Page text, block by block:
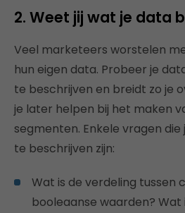
2. Weet jij wat je data
Veel marketeers worstelen
hun eigen data. Probeer je
te beschrijven en breidt zo je
je later helpen bij het maken
segmenten. Enkele vragen
te beschrijven zijn:
Wat is de verdeling tussen
booleaanse waarden? Wat